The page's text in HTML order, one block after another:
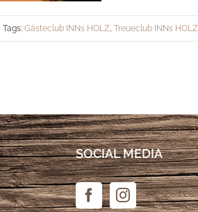
Tags: Gästeclub INNs HOLZ, Treueclub INNs HOLZ
SOCIAL MEDIA